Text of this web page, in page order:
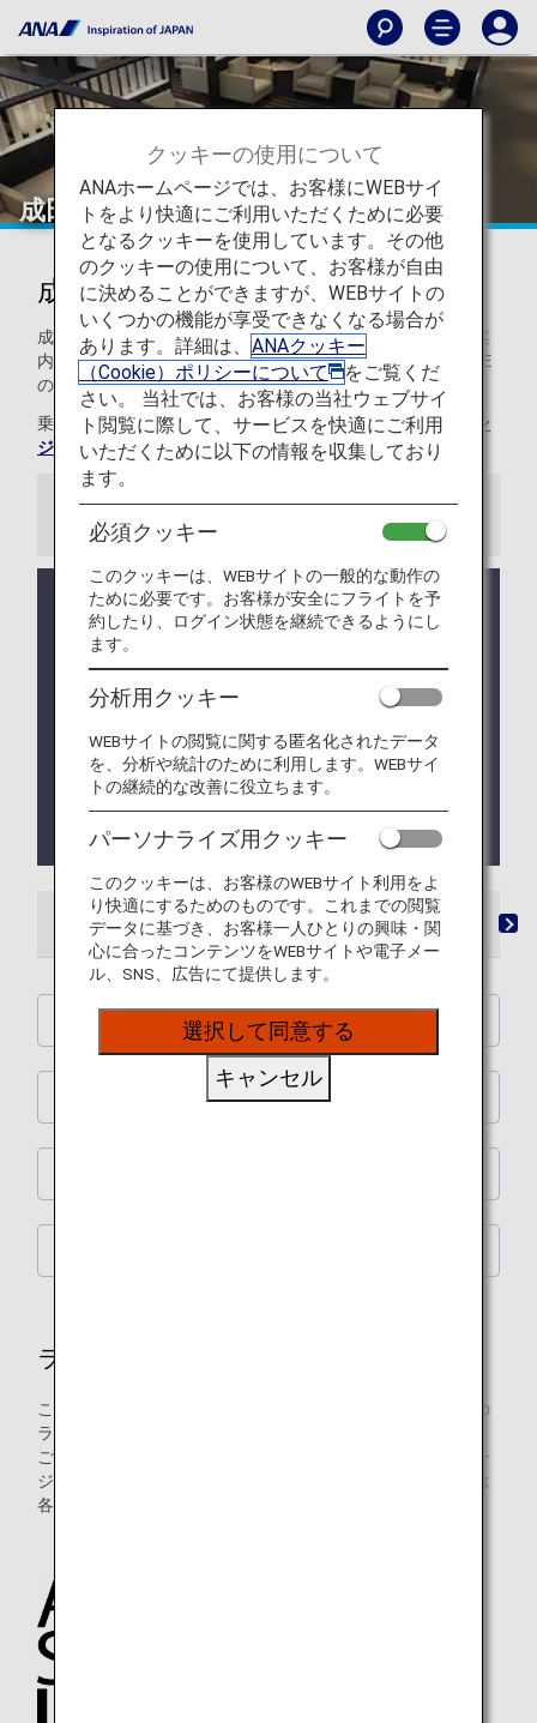
成田
成田国際空港のラウンジ
成田国際空港のANAラウンジをご利用いただくお客様へご案
内いたします。成田のANA SUITE LOUNGE、ANA LOUNGE
の設備やお食事をご紹介します。
乗り継ぎ時のご利用について、詳しくは乗り継ぎ時のラウン
ジサービスについてをご覧ください。
お知らせ
価格改定のお知らせ：2025年9月16日販売分より、
有料ラウンジサービスのご利用料金を変更いたしま
す。改定後の料金につきましては、「
をご確認ください。
成田空港の国際線出発ラウンジ内シャワールームの
予約サービスは、3月5日導入予定でしたが延期して
おります。申し訳ございません。尚、開始時期は未
定です。
ご利用の際は従来通りラウンジ内シャワールーム受
付端末よりお申込み下さい。
ラウンジ 「ANA SUITE LOUNGE」ご利用券
ANA SUITE LOUNGE
ラウンジ
このページでは、ANAグループ運航便国際線をご利用の際の
ラウンジご入室の詳細をご案内します。
ご注意：日本国外の空港にてお乗り継ぎの場合には、ラウン
ジ入室基準が異なる場合がございます。入室基準に関しては
各運航会社にお問い合わせください。
クッキーの使用について
ANAホームページでは、お客様にWEBサイ
トをより快適にご利用いただくために必要
となるクッキーを使用しています。その他
のクッキーの使用について、お客様が自由
に決めることができますが、WEBサイトの
いくつかの機能が享受できなくなる場合が
あります。詳細は、 ANAクッキー
（Cookie）ポリシーについて
をご覧くだ
さい。 当社では、お客様の当社ウェブサイ
ト閲覧に際して、サービスを快適にご利用
いただくために以下の情報を収集しており
ます。
必須クッキー
このクッキーは、WEBサイトの一般的な動作の
ために必要です。お客様が安全にフライトを予
約したり、ログイン状態を継続できるようにし
ます。
分析用クッキー
WEBサイトの閲覧に関する匿名化されたデータ
を、分析や統計のために利用します。WEBサイ
トの継続的な改善に役立ちます。
パーソナライズ用クッキー
このクッキーは、お客様のWEBサイト利用をよ
り快適にするためのものです。これまでの閲覧
データに基づき、お客様一人ひとりの興味・関
心に合ったコンテンツをWEBサイトや電子メー
ル、SNS、広告にて提供します。
選択して同意する
キャンセル